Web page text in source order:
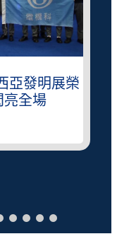
亞發明展榮
亮全場